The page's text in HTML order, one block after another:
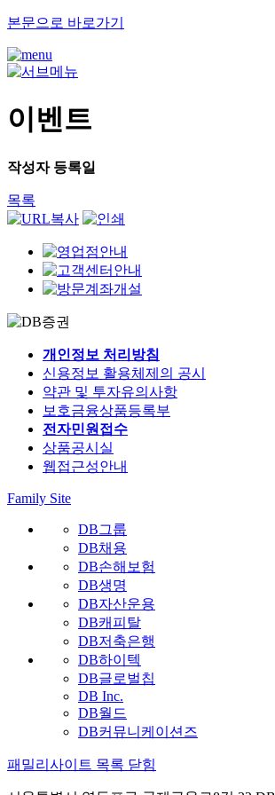
본문으로 바로가기
이벤트
작성자 등록일
목록
개인정보 처리방침
신용정보 활용체제의 공시
약관 및 투자유의사항
보호금융상품등록부
전자민원접수
상품공시실
웹접근성안내
Family Site
DB그룹
DB채용
DB손해보험
DB생명
DB자산운용
DB캐피탈
DB저축은행
DB하이텍
DB글로벌칩
DB Inc.
DB월드
DB커뮤니케이션즈
패밀리사이트 목록 닫힘